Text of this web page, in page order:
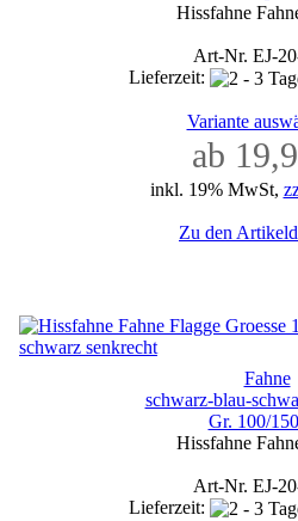
Hissfahne
Art-Nr. EJ-
Lieferzeit:
Variante
ab
inkl. 19% MwSt,
Zu den
Fahne
schwarz-blau-
Gr. 100/
Hissfahne
Art-Nr. EJ-
Lieferzeit: